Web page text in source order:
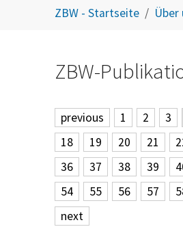
ZBW - Startseite Über
ZBW-
previous 1 2 3
18
19 20 21
36
37 38 39
54
55 56 57
next